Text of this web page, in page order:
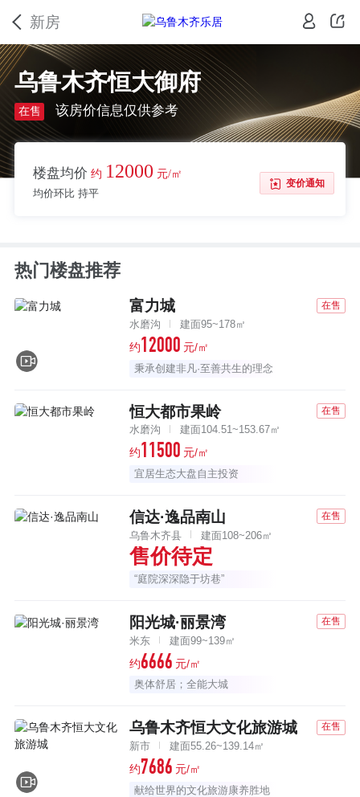
新房
乌鲁木齐恒大御府
在售 该房价信息仅供参考
楼盘均价 约 12000 元/㎡
均价环比 持平
变价通知
热门楼盘推荐
富力城 在售
水磨沟 建面95~178㎡
约12000 元/㎡
秉承创建非凡·至善共生的理念
恒大都市果岭 在售
水磨沟 建面104.51~153.67㎡
约11500 元/㎡
宜居生态大盘自主投资
信达·逸品南山 在售
乌鲁木齐县 建面108~206㎡
售价待定
“庭院深深隐于坊巷”
阳光城·丽景湾 在售
米东 建面99~139㎡
约6666 元/㎡
奥体舒居；全能大城
乌鲁木齐恒大文化旅游城 在售
新市 建面55.26~139.14㎡
约7686 元/㎡
献给世界的文化旅游康养胜地